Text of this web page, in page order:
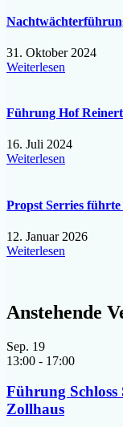
31. Oktober 2024
Weiterlesen
Führung Hof Reinert
16. Juli 2024
Weiterlesen
Propst Serries
12. Januar 2026
Weiterlesen
Anstehende
Sep. 19
13:00 - 17:00
Führung
Zollhaus